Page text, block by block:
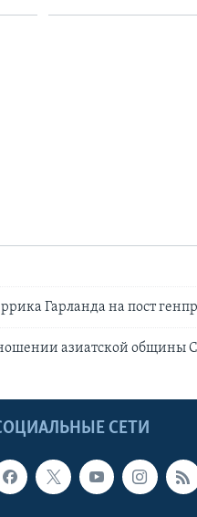
Гарланда на пост
азиатской общины
СЕТИ